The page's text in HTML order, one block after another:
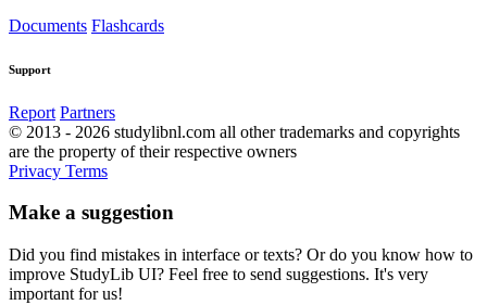
Documents Flashcards
Support
Report Partners
© 2013 - 2026 studylibnl.com all other trademarks and copyrights
are the property of their respective owners
Privacy Terms
Make a suggestion
Did you find mistakes in interface or texts? Or do you know how to
improve StudyLib UI? Feel free to send suggestions. It's very
important for us!